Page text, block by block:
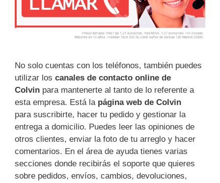
No solo cuentas con los teléfonos, también puedes
utilizar los canales de contacto online de
Colvin para mantenerte al tanto de lo referente a
esta empresa. Está la página web de Colvin
para suscribirte, hacer tu pedido y gestionar la
entrega a domicilio. Puedes leer las opiniones de
otros clientes, enviar la foto de tu arreglo y hacer
comentarios. En el área de ayuda tienes varias
secciones donde recibirás el soporte que quieres
sobre pedidos, envíos, cambios, devoluciones,